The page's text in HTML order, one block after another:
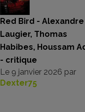
Red Bird - Alexandre
Laugier, Thomas
Habibes, Houssam
- critique
Le 9 janvier 2026 par
Dexter75